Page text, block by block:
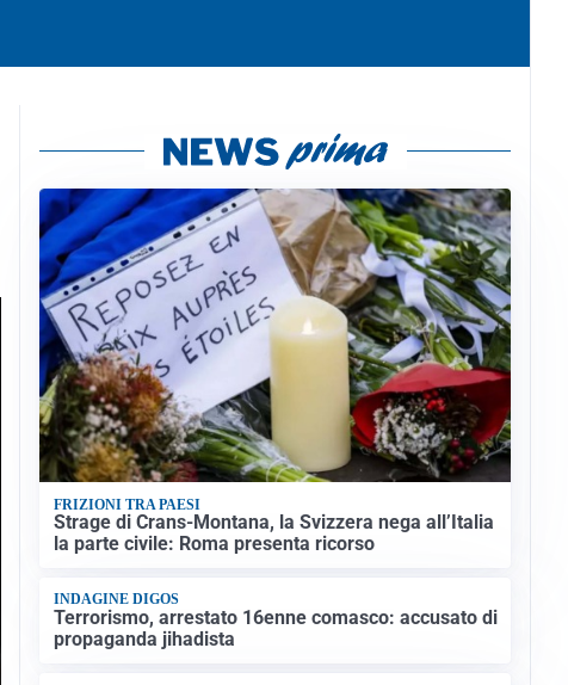
FRIZIONI TRA PAESI
Strage di Crans-Montana, la Svizzera nega all’Italia
la parte civile: Roma presenta ricorso
INDAGINE DIGOS
Terrorismo, arrestato 16enne comasco: accusato di
propaganda jihadista